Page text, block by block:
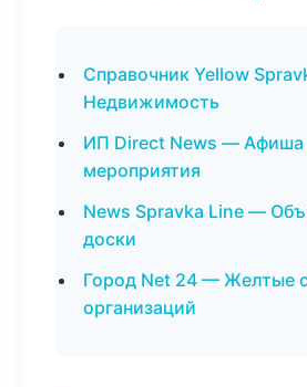
Справочник Yellow
Недвижимость
ИП Direct News — Афиша
мероприятия
News Spravka Line —
доски
Город Net 24 — Желтые
организаций